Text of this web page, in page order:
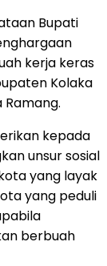
Bupati
kerja keras
Kolaka
kepada
unsur sosial
yang layak
yang peduli
berbuah